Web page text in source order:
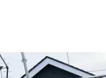
無料点検・お見積